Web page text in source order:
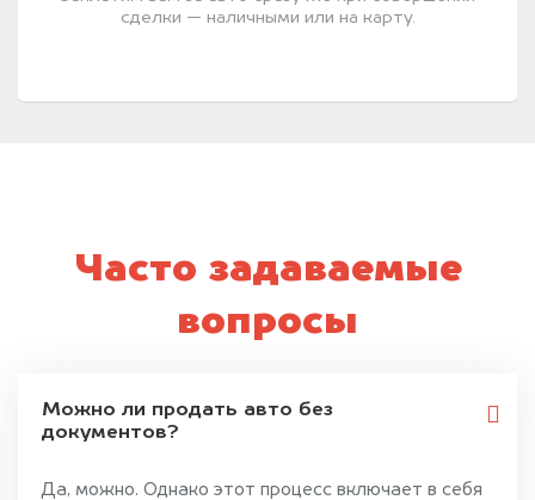
сделки — наличными или на карту.
Часто задаваемые
вопросы
Можно ли продать авто без
документов?
Да, можно. Однако этот процесс включает в себя